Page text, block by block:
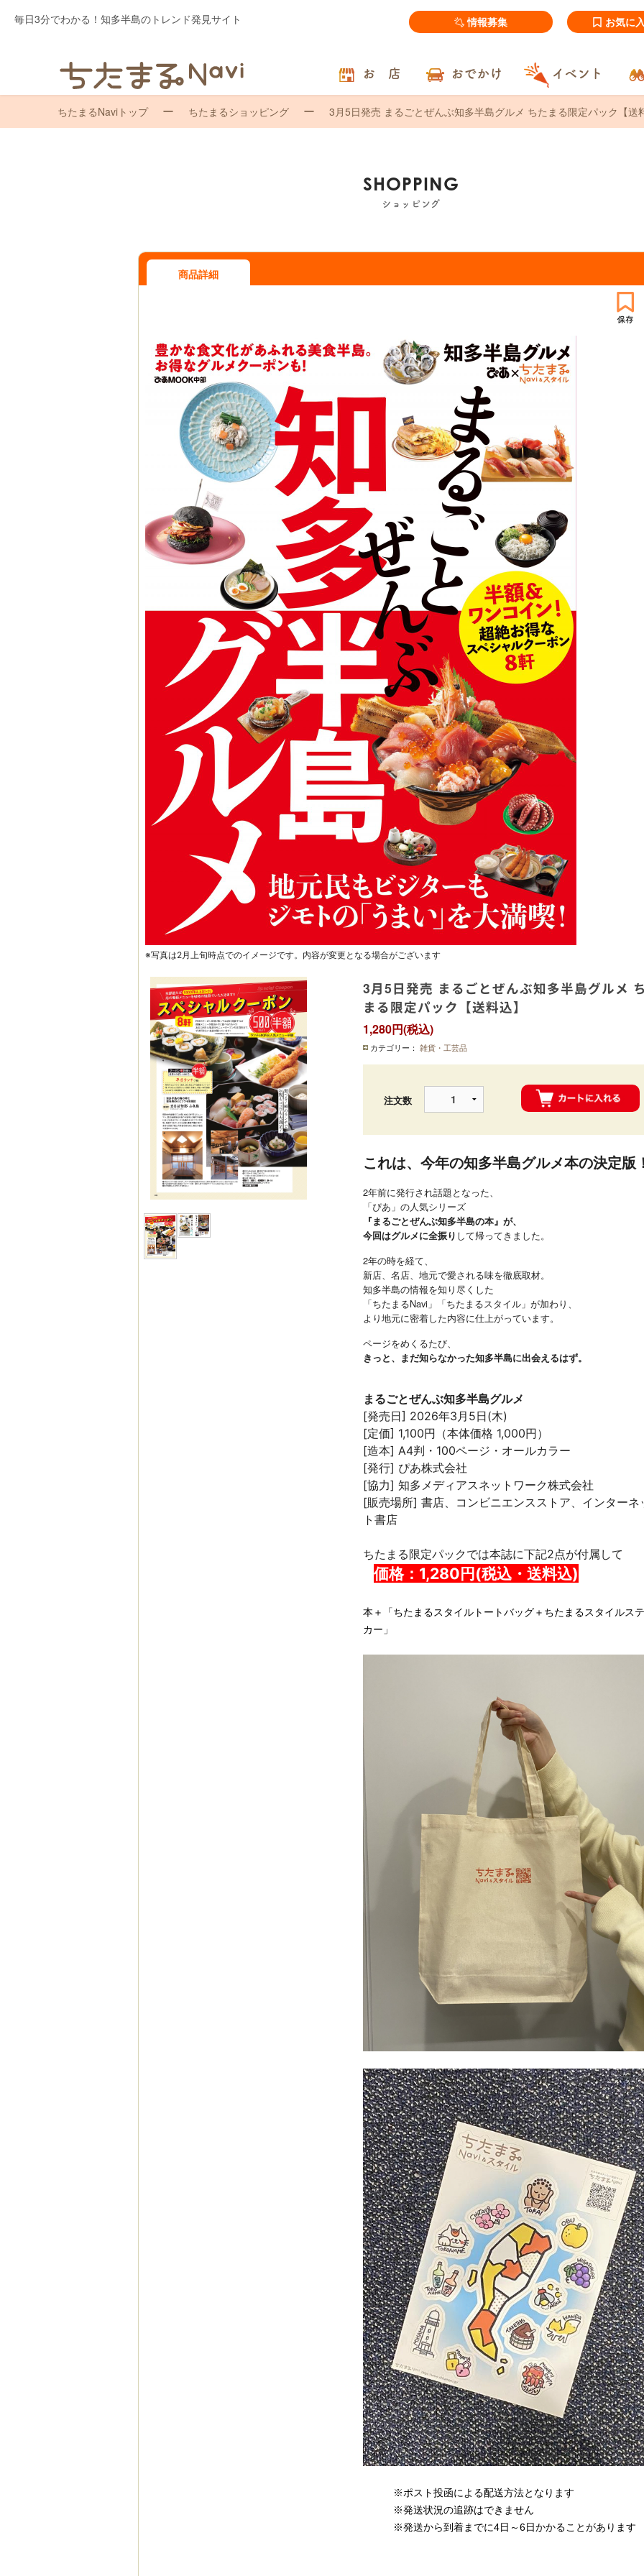
毎日3分でわかる！知多半島のトレンド発見サイト 情報募集 お気に
お 店 おでかけ イベント
ちたまるNaviトップ ちたまるショッピング 3月5日発売 まるごとぜんぶ知多半島グルメ ちたまる限定パック【送
SHOPPING
ショッピング
商品詳細
※写真は2月上旬時点でのイメージです。内容が変更となる場合がございます
3月5日発売 まるごとぜんぶ知多半島グルメ
まる限定パック【送料込】
1,280円(税込)
カテゴリー： 雑貨・工芸品
注文数
これは、今年の知多半島グルメ本の決定版
2年前に発行され話題となった、
「ぴあ」の人気シリーズ
『まるごとぜんぶ知多半島の本』 が、
今回はグルメに全振り して帰ってきました。
2年の時を経て、
新店、名店、地元で愛される味を徹底取材。
知多半島の情報を知り尽くした
「ちたまるNavi」「ちたまるスタイル」が加わり、
より地元に密着した内容に仕上がっています。
ページをめくるたび、
きっと、まだ知らなかった知多半島に出会えるはず。
まるごとぜんぶ知多半島グルメ
[発売日] 2026年3月5日(木)
[定価] 1,100円（本体価格 1,000円）
[造本] A4判・100ページ・オールカラー
[発行] ぴあ株式会社
[協力] 知多メディアスネットワーク株式会社
[販売場所] 書店、コンビニエンスストア、インターネ
ト書店
ちたまる限定パックでは本誌に下記2点が付属して
価格：1,280円(税込・送料込)
本＋「ちたまるスタイルトートバッグ＋ちたまるスタイルス
カー」
※ポスト投函による配送方法となります
※発送状況の追跡はできません
※発送から到着までに4日～6日かかることがあります